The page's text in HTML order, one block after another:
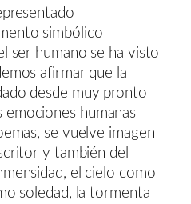
simbólico
ser humano se ha visto
afirmar que la
desde muy pronto
humanas
se vuelve imagen
y también del
el cielo como
soledad, la tormenta